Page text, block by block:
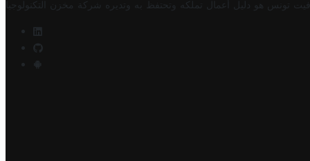
تونس هو دليل أعمال تملكه وتحتفظ به وتديره شركة مخزن التكنولوجيا